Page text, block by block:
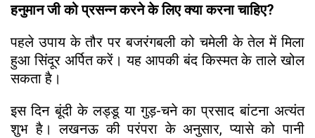
हनुमान जी को प्रसन्न करने के लिए क्या करना चाहिए?
पहले उपाय के तौर पर बजरंगबली को चमेली के तेल में मिला
हुआ सिंदूर अर्पित करें। यह आपकी बंद किस्मत के ताले खोल
सकता है।
इस दिन बूंदी के लड्डू या गुड़-चने का प्रसाद बांटना अत्यंत
शुभ है। लखनऊ की परंपरा के अनुसार, प्यासे को पानी